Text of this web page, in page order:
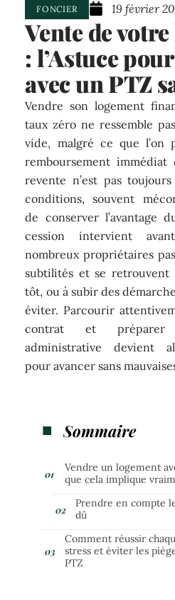
FONCIER 19 février
Vente de
: l’Astuce
avec un PTZ
Vendre son logement
taux zéro ne ressemble
vide, malgré ce que l’on
remboursement
revente n’est pas
conditions, souvent
de conserver l’avantage
cession intervient
nombreux propriétaires
subtilités et se retrouvent
tôt, ou à subir des
éviter. Parcourir
contrat et préparer
administrative devient
pour avancer sans
Sommaire
Vendre un logement
que cela implique
Prendre en compte
dû
Comment réussir
stress et éviter les
PTZ